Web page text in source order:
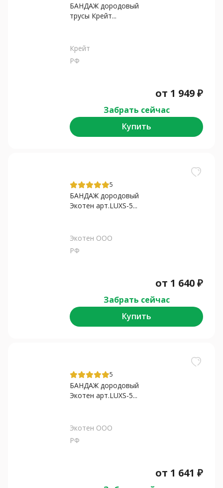
БАНДАЖ дородовый
трусы Крейт...
Крейт
РФ
от 1 949₽
Забрать сейчас
Купить
5
БАНДАЖ дородовый
Экотен арт.LUXS-5...
Экотен ООО
РФ
от 1 640₽
Забрать сейчас
Купить
5
БАНДАЖ дородовый
Экотен арт.LUXS-5...
Экотен ООО
РФ
от 1 641 ₽